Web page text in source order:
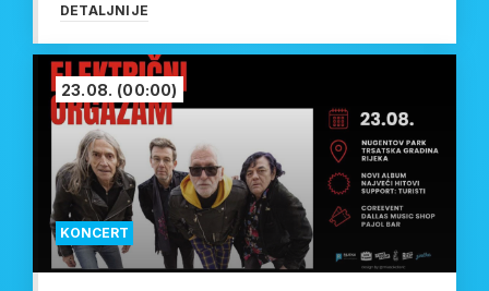
DETALJNIJE
KONCERT
23.08. (00:00)